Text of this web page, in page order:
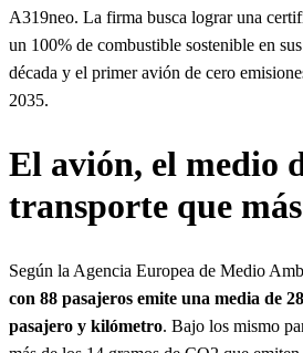
A319neo. La firma busca lograr una
un 100% de combustible sostenible en
década y el primer avión de cero
2035.
El avión, el medio
transporte que
Según la Agencia Europea de Medio
con 88 pasajeros emite una media de
pasajero y kilómetro. Bajo los mismo